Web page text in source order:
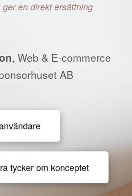
en direkt ersättning
, Web & E-commerce
AB
tycker om konceptet